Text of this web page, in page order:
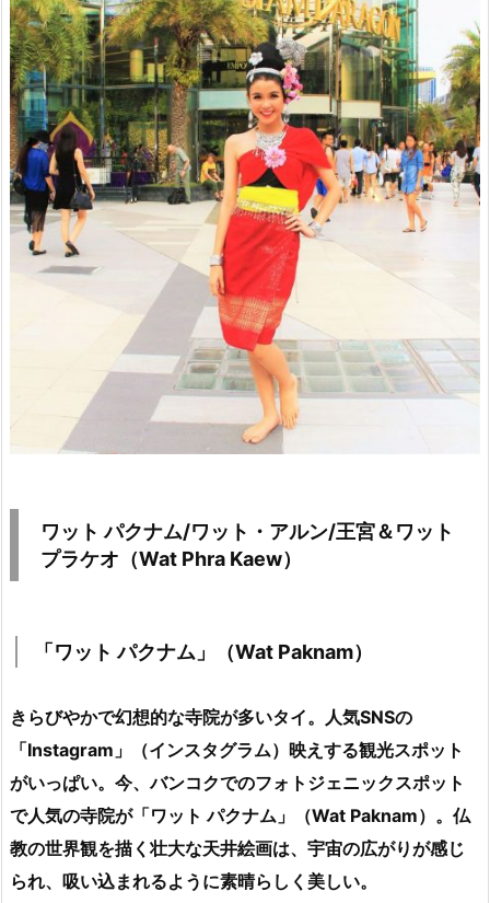
ワット パクナム/ワット・アルン/王宮＆ワット
プラケオ（Wat Phra Kaew）
「ワット パクナム」（Wat Paknam）
きらびやかで幻想的な寺院が多いタイ。人気SNSの
「Instagram」（インスタグラム）映えする観光スポット
がいっぱい。今、バンコクでのフォトジェニックスポット
で人気の寺院が「ワット パクナム」（Wat Paknam）。仏
教の世界観を描く壮大な天井絵画は、宇宙の広がりが感じ
られ、吸い込まれるように素晴らしく美しい。